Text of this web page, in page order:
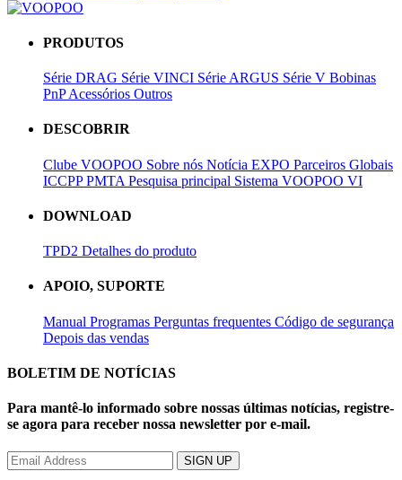
PRODUTOS
Série DRAG Série VINCI Série ARGUS Série V Bobinas
PnPAcessórios Outros
DESCOBRIR
Clube VOOPOO Sobre nós Notícia EXPO Parceiros Globais
ICCPPPMTA Pesquisa principal Sistema VOOPOO VI
DOWNLOAD
TPD2 Detalhes do produto
APOIO, SUPORTE
Manual Programas Perguntas frequentes Código de segurança
Depois das vendas
BOLETIM DE NOTÍCIAS
Para mantê-lo informado sobre nossas últimas notícias, registre-
se agora para receber nossa newsletter por e-mail.